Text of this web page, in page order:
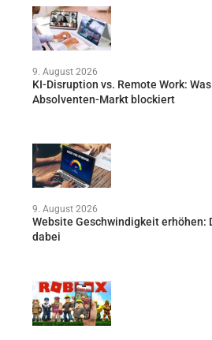
9. August 2026
KI-Disruption vs. Remote Work:
Absolventen-Markt blockiert
9. August 2026
Website Geschwindigkeit erhöhen:
dabei